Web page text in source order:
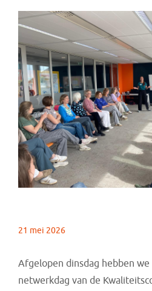
21 mei 2026
Afgelopen dinsdag hebben
netwerkdag van de